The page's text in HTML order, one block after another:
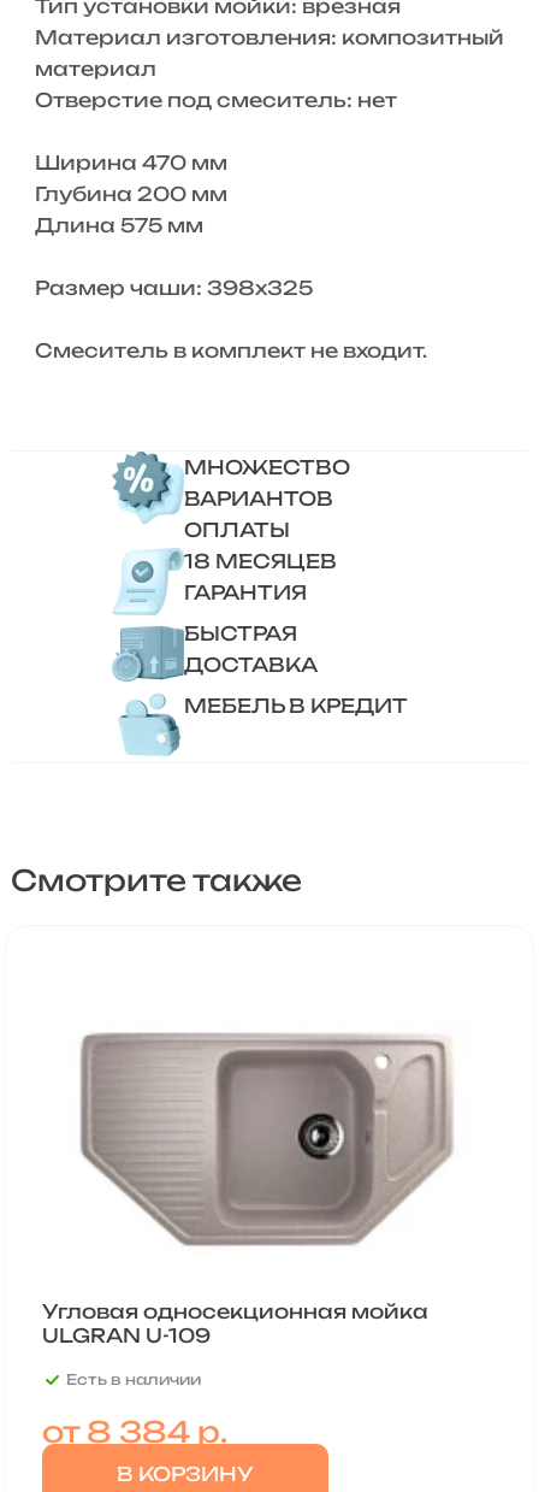
Тип установки мойки: врезная
Материал изготовления: композитный
материал
Отверстие под смеситель: нет
Ширина 470 мм
Глубина 200 мм
Длина 575 мм
Размер чаши: 398x325
Смеситель в комплект не входит.
МНОЖЕСТВО
ВАРИАНТОВ
ОПЛАТЫ
18 МЕСЯЦЕВ
ГАРАНТИЯ
БЫСТРАЯ
ДОСТАВКА
МЕБЕЛЬ В КРЕДИТ
Смотрите также
Угловая односекционная мойка
ULGRAN U-109
Есть в наличии
от 8 384 р.
В КОРЗИНУ